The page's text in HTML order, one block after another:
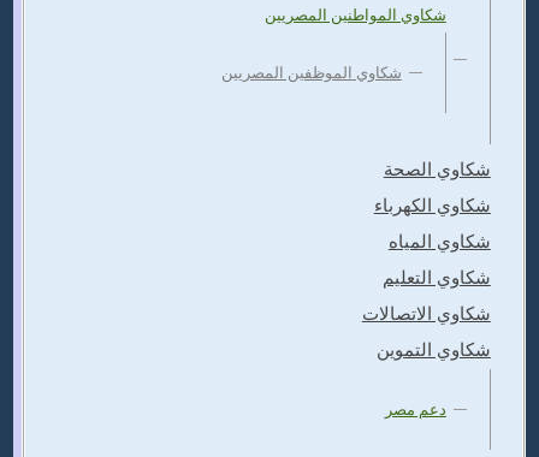
شكاوي المواطنين المصريين
شكاوي الموظفين المصريين
شكاوي الصحة
شكاوي الكهرباء
شكاوي المياه
شكاوي التعليم
شكاوي الاتصالات
شكاوي التموين
دعم مصر